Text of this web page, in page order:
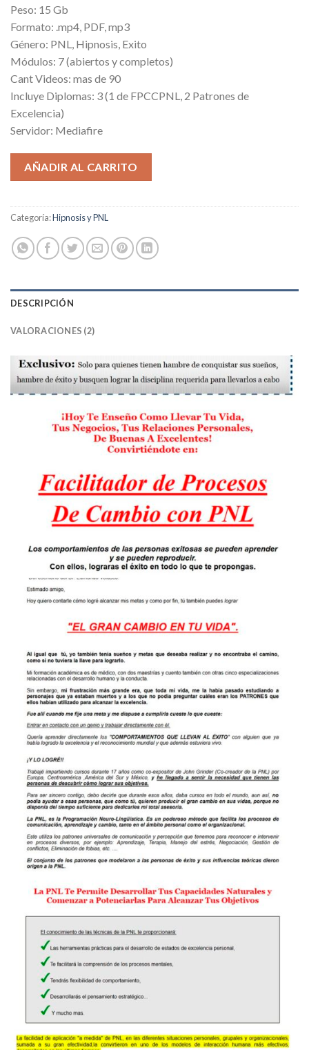
Peso: 15 Gb
Formato: .mp4, PDF, mp3
Género: PNL, Hipnosis, Exito
Módulos: 7 (abiertos y completos)
Cant Videos: mas de 90
Incluye Diplomas: 3 (1 de FPCCPNL, 2 Patrones de
Excelencia)
Servidor: Mediafire
AÑADIR AL CARRITO
Categoría:Hipnosis y PNL
DESCRIPCIÓN
VALORACIONES (2)